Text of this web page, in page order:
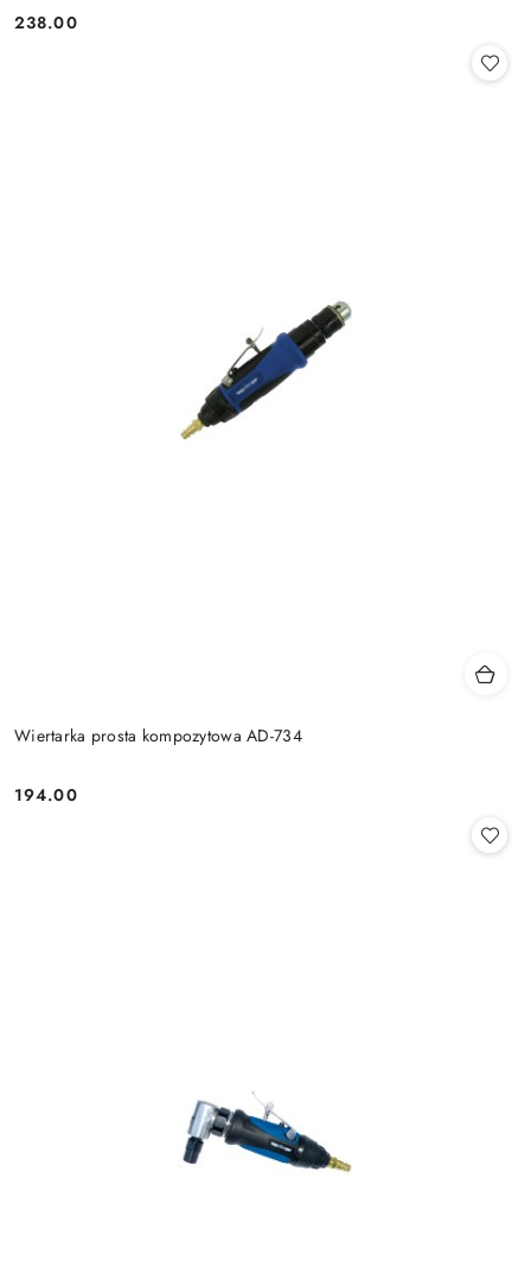
Cena:
238.00
Wiertarka prosta kompozytowa AD-734
Cena:
194.00